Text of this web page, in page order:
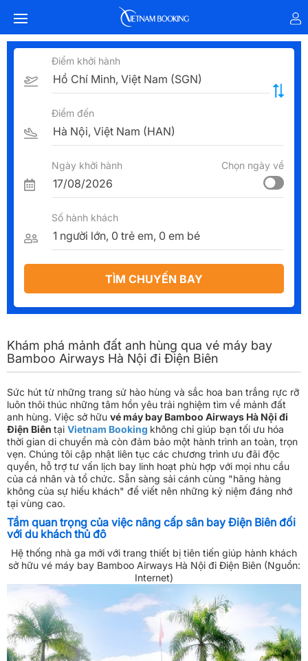
Điểm khởi hành
Điểm đến
Ngày khởi hành Chọn ngày về
Số hành khách
TÌM CHUYẾN BAY
Khám phá mảnh đất anh hùng qua vé máy bay
Bamboo Airways Hà Nội đi Điện Biên
Sức hút từ những trang sử hào hùng và sắc hoa ban trắng rực rỡ
luôn thôi thúc những tâm hồn yêu trải nghiệm tìm về mảnh đất
anh hùng. Việc sở hữu vé máy bay Bamboo Airways Hà Nội đi
Điện Biên tại Vietnam Booking không chỉ giúp bạn tối ưu hóa
thời gian di chuyển mà còn đảm bảo một hành trình an toàn, trọn
vẹn. Chúng tôi cập nhật liên tục các chương trình ưu đãi độc
quyền, hỗ trợ tư vấn lịch bay linh hoạt phù hợp với mọi nhu cầu
của cá nhân và tổ chức. Sẵn sàng sải cánh cùng "hãng hàng
không của sự hiếu khách" để viết nên những kỷ niệm đáng nhớ
tại vùng cao.
Tầm quan trọng của việc nâng cấp sân bay Điện Biên đối
với du khách thủ đô
Hệ thống nhà ga mới với trang thiết bị tiên tiến giúp hành khách
sở hữu vé máy bay Bamboo Airways Hà Nội đi Điện Biên (Nguồn:
Internet)